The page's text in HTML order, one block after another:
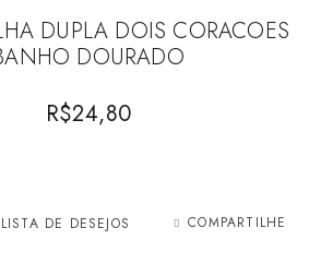
DUPLA DOIS CORACOES
DOURADO
R$24,80
DE DESEJOS COMPARTILHE